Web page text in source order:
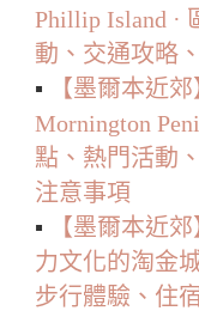
Phillip Island ·
動、交通攻略
▪️
【墨爾本近
Mornington
點、熱門活動
注意事項
▪️
【墨爾本近
力文化的淘金
步行體驗、住